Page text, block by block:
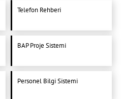
Telefon Rehberi
BAP Proje Sistemi
Personel Bilgi Sistemi